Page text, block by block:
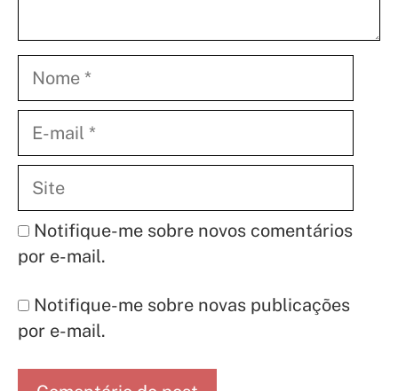
mail
Notifique-me sobre novos comentários
por e-mail.
Notifique-me sobre novas publicações
por e-mail.